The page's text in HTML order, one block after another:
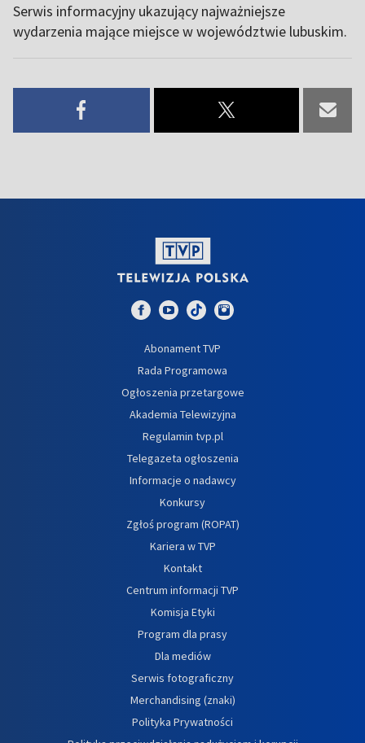
Serwis informacyjny ukazujący najważniejsze
wydarzenia mające miejsce w województwie lubuskim.
Abonament TVP
Rada Programowa
Ogłoszenia przetargowe
Akademia Telewizyjna
Regulamin tvp.pl
Telegazeta ogłoszenia
Informacje o nadawcy
Konkursy
Zgłoś program (ROPAT)
Kariera w TVP
Kontakt
Centrum informacji TVP
Komisja Etyki
Program dla prasy
Dla mediów
Serwis fotograficzny
Merchandising (znaki)
Polityka Prywatności